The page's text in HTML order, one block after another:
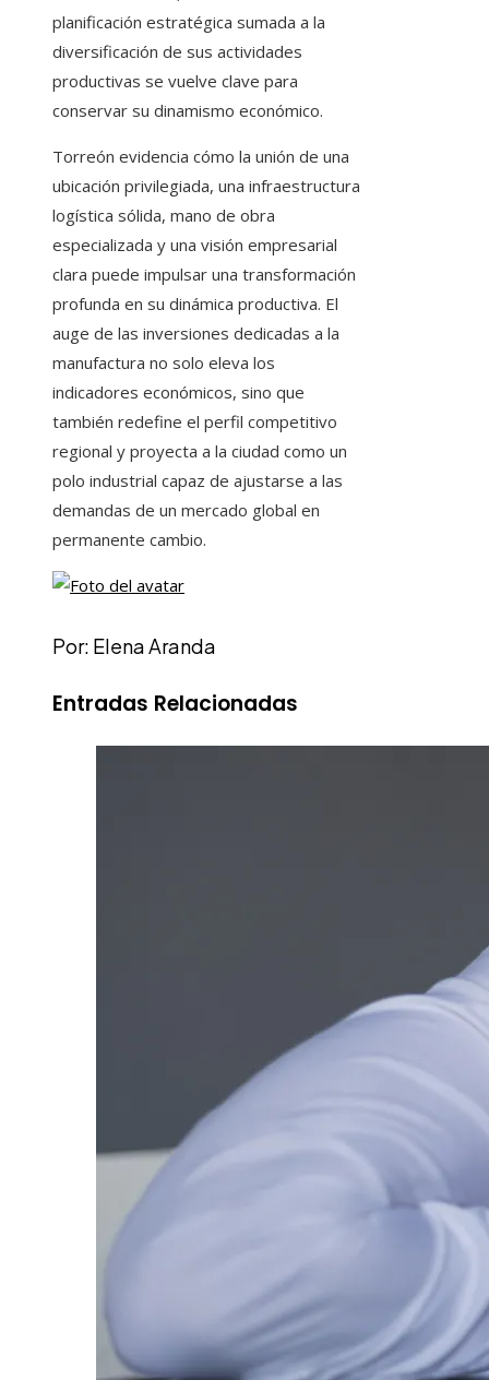
planificación estratégica sumada a la
diversificación de sus actividades
productivas se vuelve clave para
conservar su dinamismo económico.
Torreón evidencia cómo la unión de una
ubicación privilegiada, una infraestructura
logística sólida, mano de obra
especializada y una visión empresarial
clara puede impulsar una transformación
profunda en su dinámica productiva. El
auge de las inversiones dedicadas a la
manufactura no solo eleva los
indicadores económicos, sino que
también redefine el perfil competitivo
regional y proyecta a la ciudad como un
polo industrial capaz de ajustarse a las
demandas de un mercado global en
permanente cambio.
Por: Elena Aranda
Entradas Relacionadas